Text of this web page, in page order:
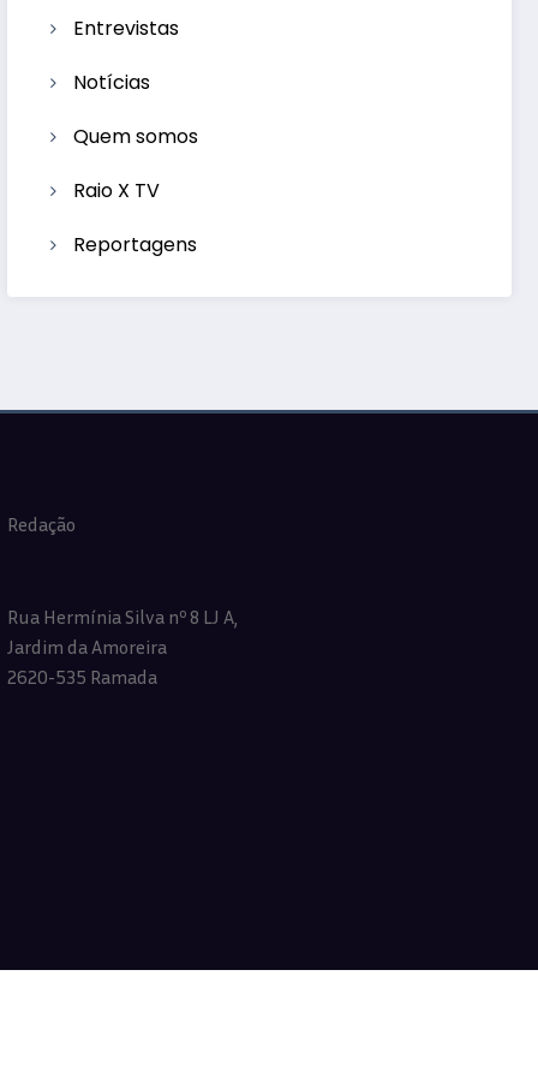
Entrevistas
Notícias
Quem somos
Raio X TV
Reportagens
Redação
Rua Hermínia Silva nº 8 LJ A,
Jardim da Amoreira
2620-535 Ramada